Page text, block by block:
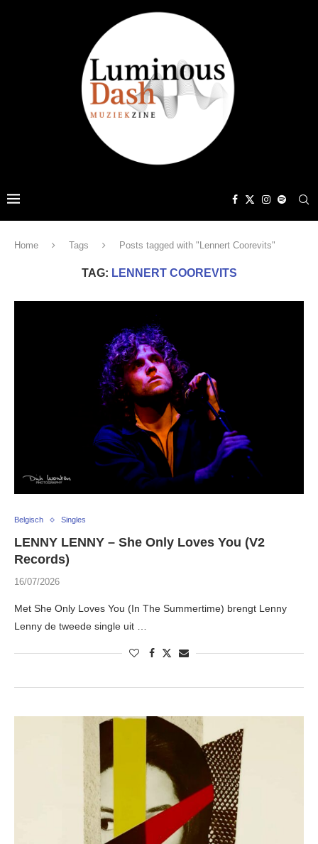
Home Tags Posts tagged with "Lennert Coorevits"
TAG: LENNERT COOREVITS
Belgisch Singles
LENNY LENNY – She Only Loves You (V2
Records)
16/07/2026
Met She Only Loves You (In The Summertime) brengt Lenny
Lenny de tweede single uit …